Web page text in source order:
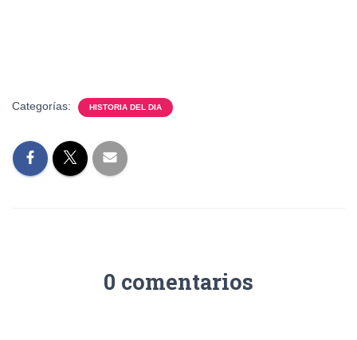
Categorías: HISTORIA DEL DIA
0 comentarios